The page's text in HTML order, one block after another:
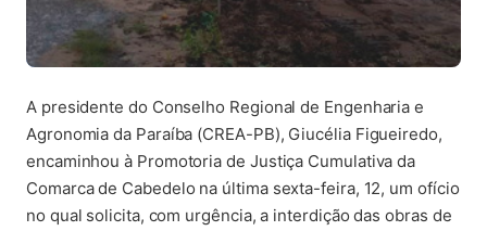
A presidente do Conselho Regional de Engenharia e
Agronomia da Paraíba (CREA-PB), Giucélia Figueiredo,
encaminhou à Promotoria de Justiça Cumulativa da
Comarca de Cabedelo na última sexta-feira, 12, um ofício
no qual solicita, com urgência, a interdição das obras de